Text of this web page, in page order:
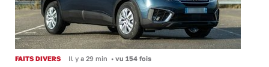
FAITS DIVERS Il y a 29 min • vu 154 fois